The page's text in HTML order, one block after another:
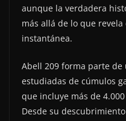
aunque la verdadera
más allá de lo que
instantánea.
Abell 209 forma parte de
estudiadas de cúmulos
que incluye más de
Desde su